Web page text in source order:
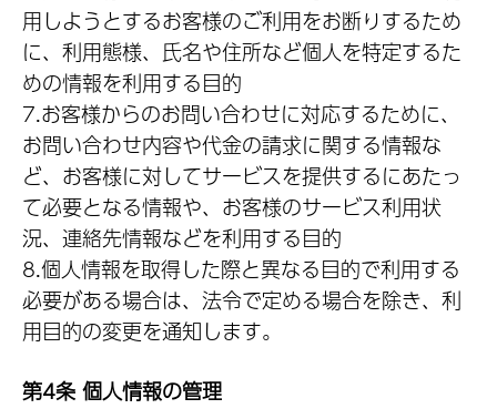
用しようとするお客様のご利用をお断りするため
に、利用態様、氏名や住所など個人を特定するた
めの情報を利用する目的
7.お客様からのお問い合わせに対応するために、
お問い合わせ内容や代金の請求に関する情報な
ど、お客様に対してサービスを提供するにあたっ
て必要となる情報や、お客様のサービス利用状
況、連絡先情報などを利用する目的
8.個人情報を取得した際と異なる目的で利用する
必要がある場合は、法令で定める場合を除き、利
用目的の変更を通知します。
第4条 個人情報の管理